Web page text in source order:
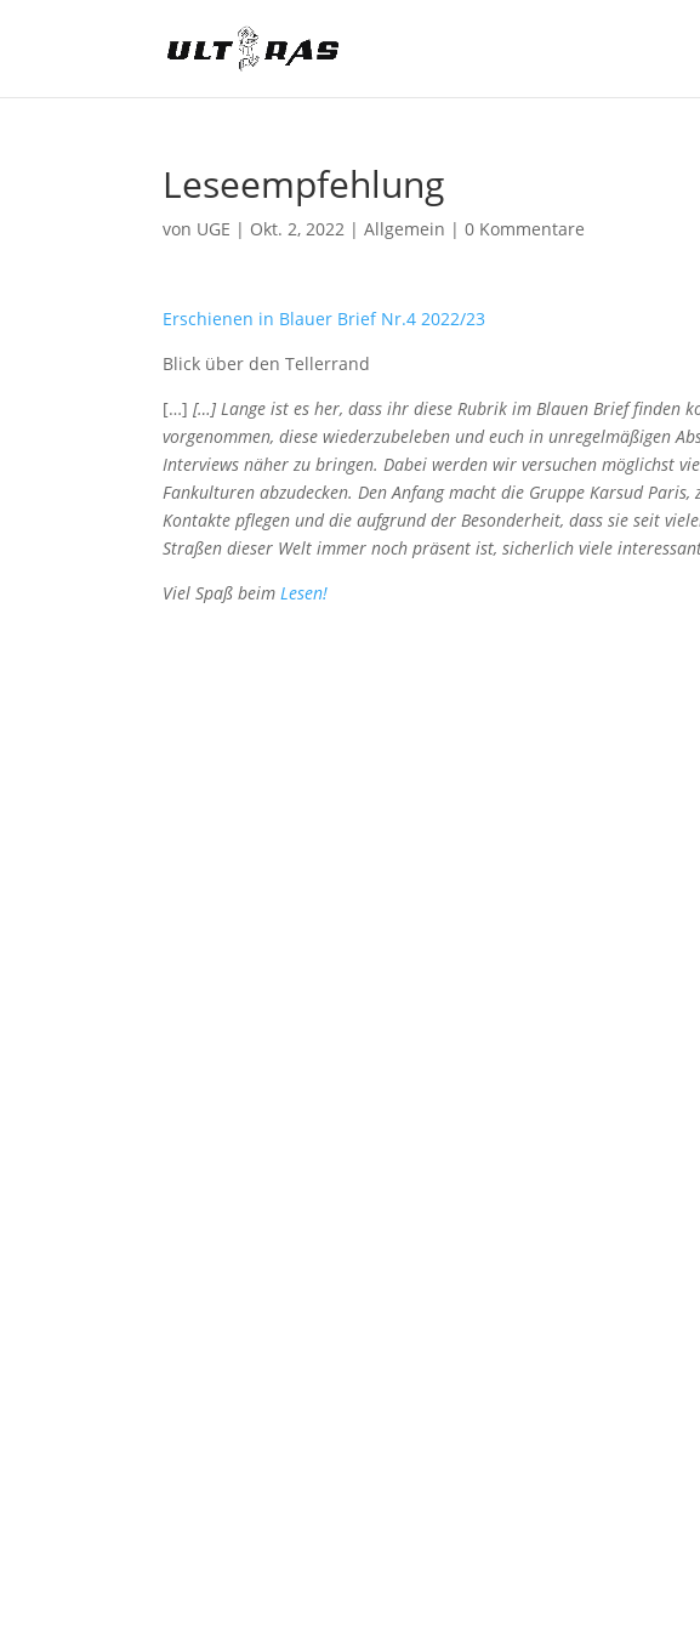
Leseempfehlung
von UGE | Okt. 2, 2022 |Allgemein |0 Kommentare
Erschienen in Blauer Brief Nr.4 2022/23
Blick über den Tellerrand
[…][…] Lange ist es her, dass ihr diese Rubrik im Blauen Brief finden
vorgenommen, diese wiederzubeleben und euch in unregelmäßigen
Interviews näher zu bringen. Dabei werden wir versuchen möglichst
Fankulturen abzudecken. Den Anfang macht die Gruppe Karsud
Kontakte pflegen und die aufgrund der Besonderheit, dass sie seit
Straßen dieser Welt immer noch präsent ist, sicherlich viele
Viel Spaß beimLesen!